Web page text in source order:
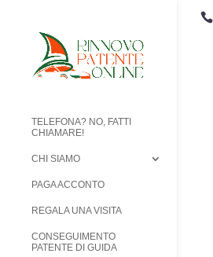
TELEFONA? NO, FATTI
CHIAMARE!
CHI SIAMO
PAGA ACCONTO
REGALA UNA VISITA
CONSEGUIMENTO
PATENTE DI GUIDA